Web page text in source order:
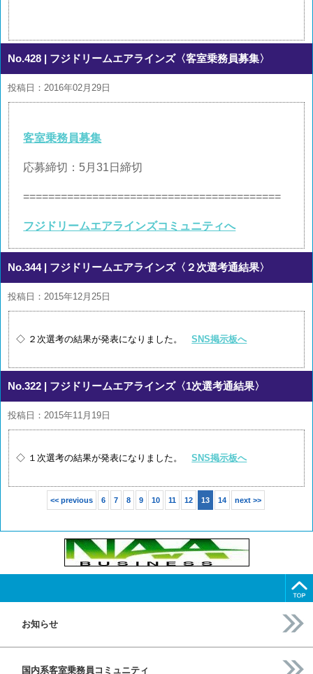
No.428 | フジドリームエアラインズ〈客室乗務員募集〉
投稿日：2016年02月29日
客室乗務員募集
応募締切：5月31日締切
=========================================
フジドリームエアラインズコミュニティへ
No.344| フジドリームエアラインズ〈２次選考通結果〉
投稿日：2015年12月25日
◇ ２次選考の結果が発表になりました。SNS掲示板へ
No.322 | フジドリームエアラインズ〈1次選考通結果〉
投稿日：2015年11月19日
◇ １次選考の結果が発表になりました。SNS掲示板へ
<< previous 6 7 8 9 10 11 12 13 14 next >>
お知らせ
国内系客室乗務員コミュニティ